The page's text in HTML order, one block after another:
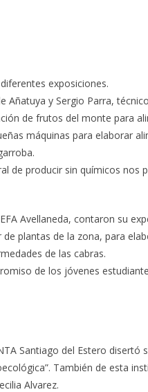
exposiciones.
Añatuya y Sergio Parra,
de frutos del monte para
máquinas para elaborar
de producir sin químicos nos
Avellaneda, contaron su
plantas de la zona, para
de las cabras.
de los jóvenes
Santiago del Estero disertó
También de esta
Alvarez.